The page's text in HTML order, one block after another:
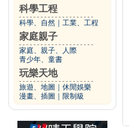
科學工程
科學、自然 工業、工程
家庭親子
家庭、親子、人際
青少年、童書
玩樂天地
旅遊、地圖
休閒娛樂
漫畫、插圖
限制級